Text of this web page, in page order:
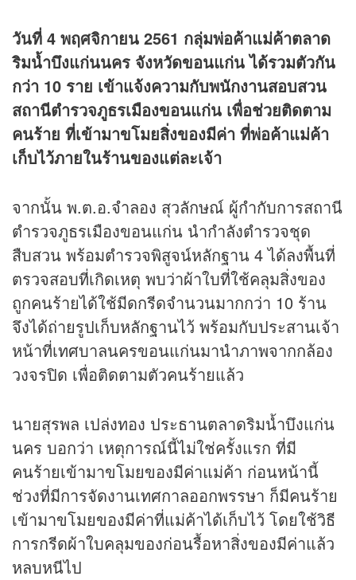
วันที่ 4 พฤศจิกายน 2561 กลุ่มพ่อค้าแม่ค้าตลาด
ริมน้ำบึงแก่นนคร จังหวัดขอนแก่น ได้รวมตัวกัน
กว่า 10 ราย เข้าแจ้งความกับพนักงานสอบสวน
สถานีตำรวจภูธรเมืองขอนแก่น เพื่อช่วยติดตาม
คนร้าย ที่เข้ามาขโมยสิ่งของมีค่า ที่พ่อค้าแม่ค้า
เก็บไว้ภายในร้านของแต่ละเจ้า
จากนั้น พ.ต.อ.จำลอง สุวลักษณ์ ผู้กำกับการสถานี
ตำรวจภูธรเมืองขอนแก่น นำกำลังตำรวจชุด
สืบสวน พร้อมตำรวจพิสูจน์หลักฐาน 4 ได้ลงพื้นที่
ตรวจสอบที่เกิดเหตุ พบว่าผ้าใบที่ใช้คลุมสิ่งของ
ถูกคนร้ายได้ใช้มีดกรีดจำนวนมากกว่า 10 ร้าน
จึงได้ถ่ายรูปเก็บหลักฐานไว้ พร้อมกับประสานเจ้า
หน้าที่เทศบาลนครขอนแก่นมานำภาพจากกล้อง
วงจรปิด เพื่อติดตามตัวคนร้ายแล้ว
นายสุรพล เปล่งทอง ประธานตลาดริมน้ำบึงแก่น
นคร บอกว่า เหตุการณ์นี้ไม่ใช่ครั้งแรก ที่มี
คนร้ายเข้ามาขโมยของมีค่าแม่ค้า ก่อนหน้านี้
ช่วงที่มีการจัดงานเทศกาลออกพรรษา ก็มีคนร้าย
เข้ามาขโมยของมีค่าที่แม่ค้าได้เก็บไว้ โดยใช้วิธี
การกรีดผ้าใบคลุมของก่อนรื้อหาสิ่งของมีค่าแล้ว
หลบหนีไป